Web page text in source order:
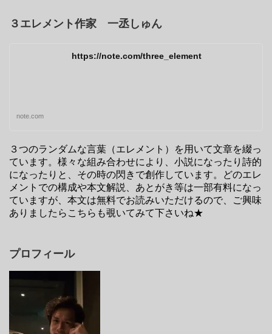
３エレメント作家 一丞しゅん
https://note.com/three_element
note.com
３つのランダムな言葉（エレメント）を用いて文章を綴っ
ています。様々な組み合わせにより、小説になったり詩的
になったりと、その時の閃きで創作しています。どのエレ
メントでの構成や本文解説、あとがき等は一部有料になっ
ていますが、本文は無料でお読みいただけるので、ご興味
ありましたらこちらも覗いてみて下さいね★
プロフィール